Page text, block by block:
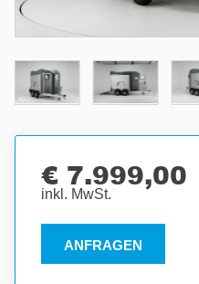
ANFRAGEN
€ 7.999,00
inkl. MwSt.